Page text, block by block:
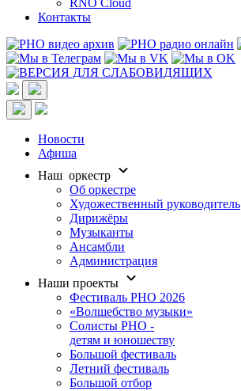
RNO Cloud
Контакты
Новости
Афиша
Наш оркестр
Об оркестре
Художественный руководитель
Дирижёры
Музыканты
Ансамбли
Администрация
Наши проекты
Фестиваль РНО 2026
«Волшебство музыки»
Солисты РНО -
детям и юношеству
Большой фестиваль
Летний фестиваль
Большой отбор